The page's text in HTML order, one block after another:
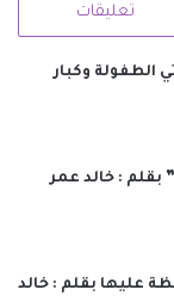
RSS
تعليقات
الطفولة وكبار
بقلم : خالد عمر
عليها بقلم : خالد